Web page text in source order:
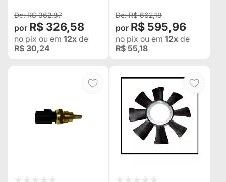
R$ 362,87
R$ 326,58
no pix ou em 12x de
R$ 30,24
R$ 662,18
R$ 595,96
no pix ou em 12x de
R$ 55,18